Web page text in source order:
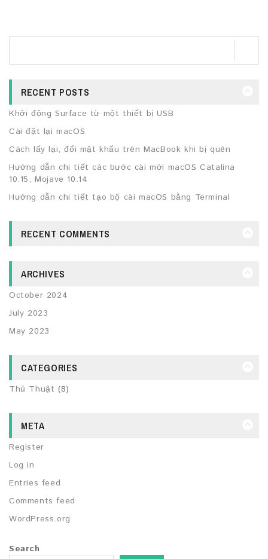
RECENT POSTS
Khởi động Surface từ một thiết bị USB
Cài đặt lại macOS
Cách lấy lại, đổi mật khẩu trên MacBook khi bị quên
Hướng dẫn chi tiết các bước cài mới macOS Catalina
10.15, Mojave 10.14
Hướng dẫn chi tiết tạo bộ cài macOS bằng Terminal
RECENT COMMENTS
ARCHIVES
October 2024
July 2023
May 2023
CATEGORIES
Thủ Thuật (8)
META
Register
Log in
Entries feed
Comments feed
WordPress.org
Search